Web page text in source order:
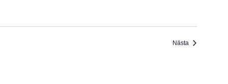
Nästa Evenemang